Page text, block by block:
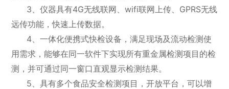
3、仪器具有4G无线联网、wifi联网上传、GPRS无线
远传功能，快速上传数据。
4、一体化便携式快检设备，满足现场及流动检测使
用需求，能够在同一软件下实现所有重金属检测项目的检
测，并可通过同一窗口直观显示检测结果。
5、具有多个食品安全检测项目，开放平台，可以增